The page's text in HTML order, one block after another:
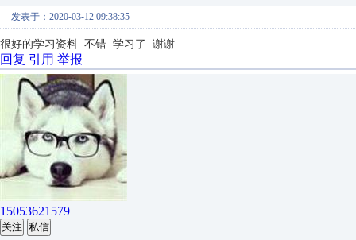
发表于：2020-03-12 09:38:35
很好的学习资料 不错 学习了 谢谢
回复 引用 举报
15053621579
关注 私信